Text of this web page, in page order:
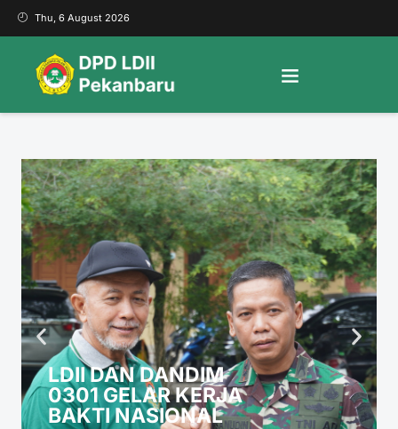
Thu, 6 August 2026
LDII DAN DANDIM
0301 GELAR KERJA
BAKTI NASIONAL